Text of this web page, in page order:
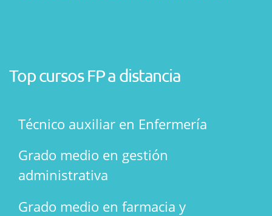
Top cursos FP a distancia
Técnico auxiliar en Enfermería
Grado medio en gestión
administrativa
Grado medio en farmacia y